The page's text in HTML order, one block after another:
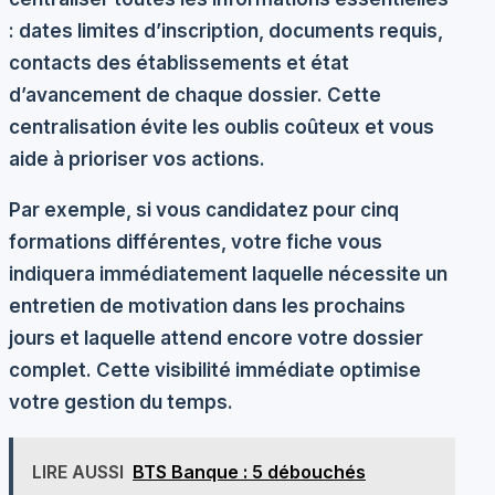
: dates limites d’inscription, documents requis,
contacts des établissements et état
d’avancement de chaque dossier. Cette
centralisation évite les oublis coûteux et vous
aide à prioriser vos actions.
Par exemple, si vous candidatez pour cinq
formations différentes, votre fiche vous
indiquera immédiatement laquelle nécessite un
entretien de motivation dans les prochains
jours et laquelle attend encore votre dossier
complet. Cette visibilité immédiate optimise
votre gestion du temps.
LIRE AUSSI BTS Banque : 5 débouchés